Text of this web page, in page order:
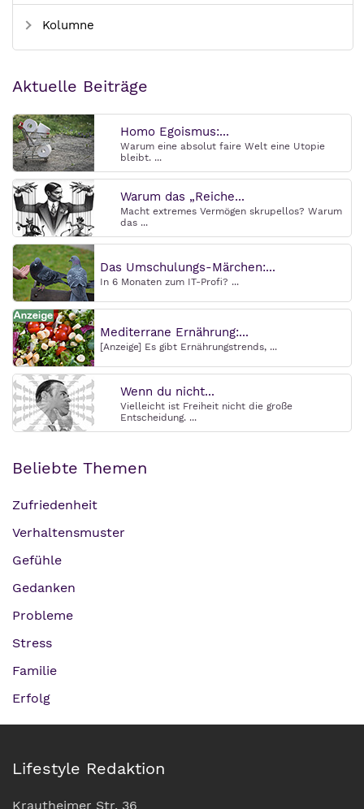
Kolumne
Aktuelle Beiträge
Homo Egoismus:...
Warum eine absolut faire Welt eine Utopie
bleibt. ...
Warum das „Reiche...
Macht extremes Vermögen skrupellos? Warum
das ...
Das Umschulungs-Märchen:...
In 6 Monaten zum IT-Profi? ...
Mediterrane Ernährung:...
[Anzeige] Es gibt Ernährungstrends, ...
Wenn du nicht...
Vielleicht ist Freiheit nicht die große
Entscheidung. ...
Beliebte Themen
Zufriedenheit
Verhaltensmuster
Gefühle
Gedanken
Probleme
Stress
Familie
Erfolg
Lifestyle Redaktion
Krautheimer Str. 36